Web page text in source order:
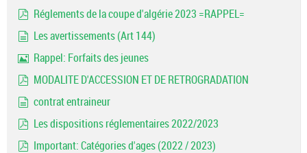
Réglements de la coupe d'algérie 2023 =RAPPEL=
Les avertissements (Art 144)
Rappel: Forfaits des jeunes
MODALITE D'ACCESSION ET DE RETROGRADATION
contrat entraineur
Les dispositions réglementaires 2022/2023
Important: Catégories d'ages (2022 / 2023)